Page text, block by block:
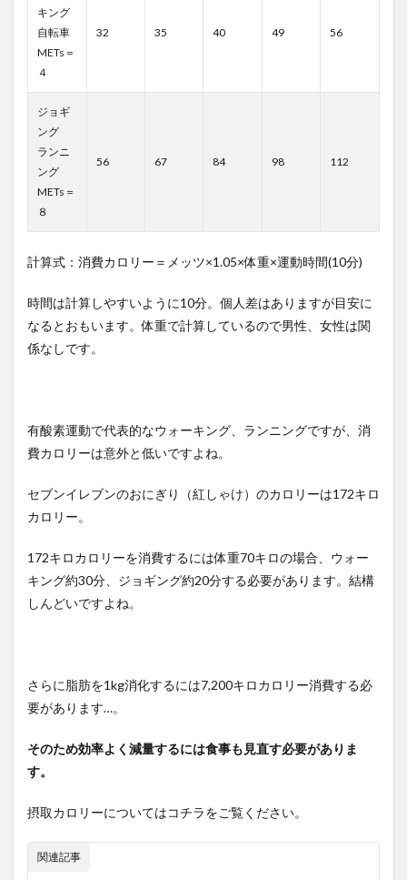
キング
自転車
METs＝
４
32 35 40 49 56
ジョギ
ング
ランニ
ング
METs＝
８
56 67 84 98 112
計算式：消費カロリー＝メッツ×1.05×体重×運動時間(10分)
時間は計算しやすいように10分。個人差はありますが目安に
なるとおもいます。体重で計算しているので男性、女性は関
係なしです。
有酸素運動で代表的なウォーキング、ランニングですが、消
費カロリーは意外と低いですよね。
セブンイレブンのおにぎり（紅しゃけ）のカロリーは172キロ
カロリー。
172キロカロリーを消費するには体重70キロの場合、ウォー
キング約30分、ジョギング約20分する必要があります。結構
しんどいですよね。
さらに脂肪を1kg消化するには7,200キロカロリー消費する必
要があります…。
そのため効率よく減量するには食事も見直す必要がありま
す。
摂取カロリーについてはコチラをご覧ください。
関連記事